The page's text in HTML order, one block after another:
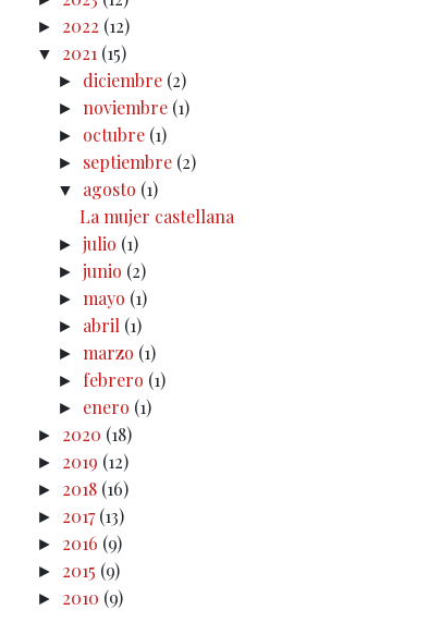
► 2022 (12)
▼ 2021 (15)
► diciembre (2)
►noviembre (1)
► octubre (1)
► septiembre (2)
▼ agosto (1)
La mujer castellana
►julio (1)
►junio (2)
►mayo (1)
► abril (1)
►marzo (1)
► febrero (1)
► enero (1)
► 2020 (18)
► 2019 (12)
► 2018 (16)
► 2017(13)
► 2016 (9)
► 2015 (9)
► 2010 (9)